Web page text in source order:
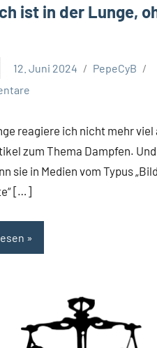
ist in der Lunge,
12. Juni 2024
PepeCyB
reagiere ich nicht mehr viel
zum Thema Dampfen.
sie in Medien vom Typus
[…]